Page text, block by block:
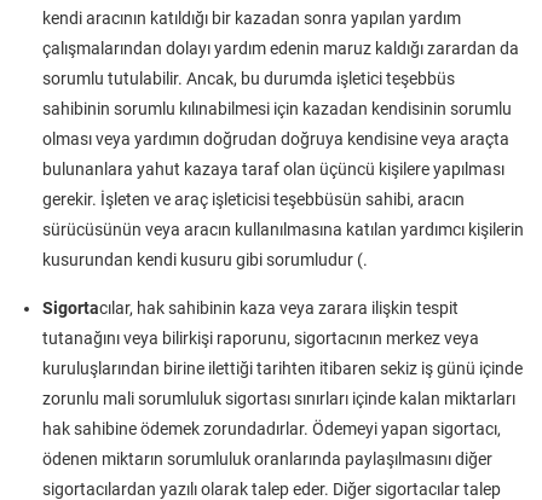
kendi aracının katıldığı bir kazadan sonra yapılan yardım
çalışmalarından dolayı yardım edenin maruz kaldığı zarardan da
sorumlu tutulabilir. Ancak, bu durumda işletici teşebbüs
sahibinin sorumlu kılınabilmesi için kazadan kendisinin sorumlu
olması veya yardımın doğrudan doğruya kendisine veya araçta
bulunanlara yahut kazaya taraf olan üçüncü kişilere yapılması
gerekir. İşleten ve araç işleticisi teşebbüsün sahibi, aracın
sürücüsünün veya aracın kullanılmasına katılan yardımcı kişilerin
kusurundan kendi kusuru gibi sorumludur (.
Sigortacılar, hak sahibinin kaza veya zarara ilişkin tespit
tutanağını veya bilirkişi raporunu, sigortacının merkez veya
kuruluşlarından birine ilettiği tarihten itibaren sekiz iş günü içinde
zorunlu mali sorumluluk sigortası sınırları içinde kalan miktarları
hak sahibine ödemek zorundadırlar. Ödemeyi yapan sigortacı,
ödenen miktarın sorumluluk oranlarında paylaşılmasını diğer
sigortacılardan yazılı olarak talep eder. Diğer sigortacılar talep